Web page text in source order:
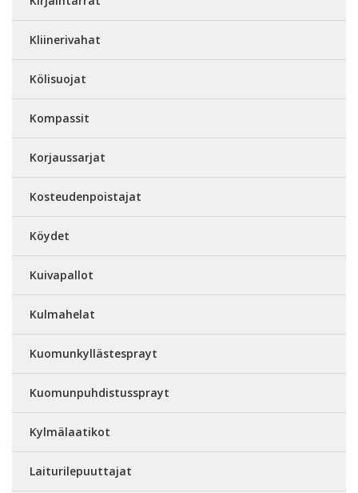
Kliinerivahat
Kölisuojat
Kompassit
Korjaussarjat
Kosteudenpoistajat
Köydet
Kuivapallot
Kulmahelat
Kuomunkyllästesprayt
Kuomunpuhdistussprayt
Kylmälaatikot
Laiturilepuuttajat